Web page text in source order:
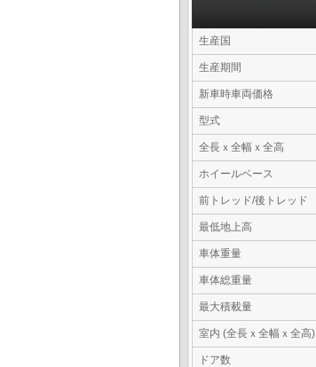
生産国
生産期間
新車時車両価格
型式
全長ｘ全幅ｘ全高
ホイールベース
前トレッド/後トレッド
最低地上高
車体重量
車体総重量
最大積載量
室内 (全長ｘ全幅ｘ全高)
ドア数